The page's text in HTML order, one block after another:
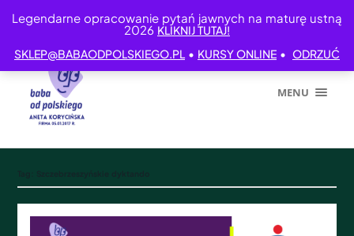
Legendarne opracowanie pytań jawnych na maturę ustną
2026 KLIKNIJ TUTAJ!
SKLEP@BABAODPOLSKIEGO.PL • KURSY ONLINE • ODRZUĆ
MENU